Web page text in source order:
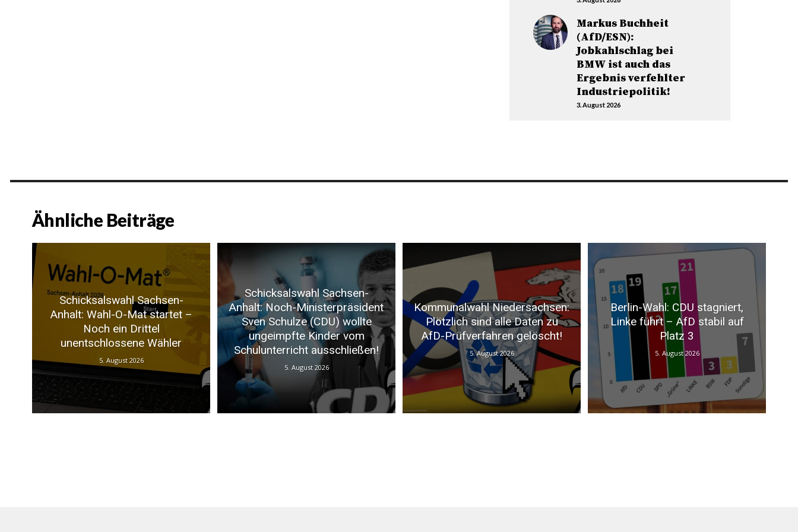
Markus Buchheit
(AfD/ESN):
Jobkahlschlag bei
BMW ist auch das
Ergebnis verfehlter
Industriepolitik!
3. August 2026
Ähnliche Beiträge
Schicksalswahl Sachsen-
Anhalt: Wahl-O-Mat startet –
Noch ein Drittel
unentschlossene Wähler
5. August 2026
Schicksalswahl Sachsen-
Anhalt: Noch-Ministerpräsident
Sven Schulze (CDU) wollte
ungeimpfte Kinder vom
Schulunterricht ausschließen!
5. August 2026
Kommunalwahl Niedersachsen:
Plötzlich sind alle Daten zu
AfD-Prüfverfahren gelöscht!
5. August 2026
Berlin-Wahl: CDU stagniert,
Linke führt – AfD stabil auf
Platz 3
5. August 2026